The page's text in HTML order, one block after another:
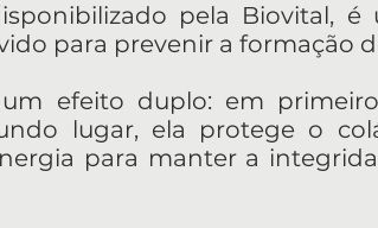
pela Biovital,
para prevenir a formação
efeito duplo: em
lugar, ela protege o
para manter a